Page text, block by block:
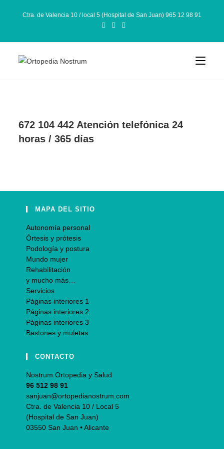
Ctra. de Valencia 10 / local 5 (Hospital de San Juan) 965 12 98 91
672 104 442 Atención telefónica 24
horas / 365 días
MAPA DEL SITIO
Autonomía personal
Órtesis y prótesis
Podología y postura
Mundo mujer
Rehabilitación
y mucho más…
Servicios
Páginas interiores 1
Páginas interiores 2
Páginas interiores 3
Bastones y muletas
CONTACTO
Nostrum Ortopedia y Salud
96 512 98 91
sanjuan@ortopedianostrum.com
Ctra. de Valencia 10 / Local 5
(Hospital de San Juan)
03550 San Juan • Alicante